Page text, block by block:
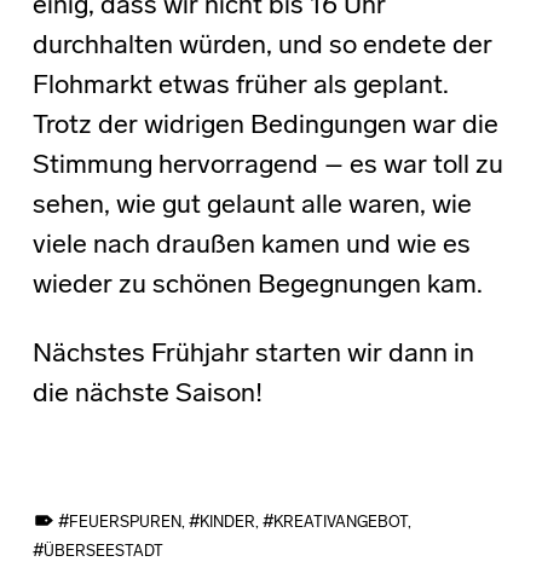
einig, dass wir nicht bis 16 Uhr
durchhalten würden, und so endete der
Flohmarkt etwas früher als geplant.
Trotz der widrigen Bedingungen war die
Stimmung hervorragend – es war toll zu
sehen, wie gut gelaunt alle waren, wie
viele nach draußen kamen und wie es
wieder zu schönen Begegnungen kam.
Nächstes Frühjahr starten wir dann in
die nächste Saison!
FEUERSPUREN, KINDER, KREATIVANGEBOT ,
ÜBERSEESTADT